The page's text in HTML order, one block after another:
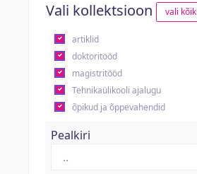
Vali kollektsioon vali kõik
artiklid
doktoritööd
magistritööd
Tehnikaülikooli ajalugu
õpikud ja õppevahendid
Pealkiri